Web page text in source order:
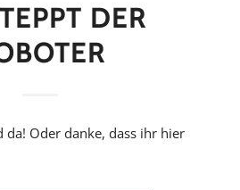
DER
da! Oder danke, dass ihr hier